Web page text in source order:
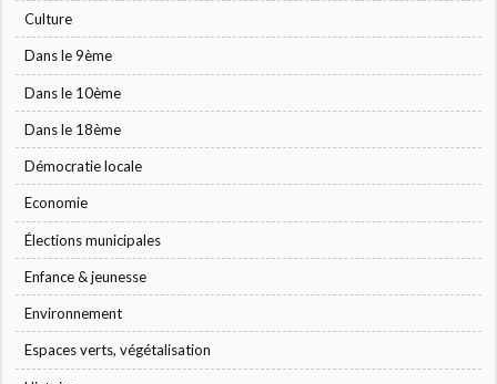
Culture
Dans le 9ème
Dans le 10ème
Dans le 18ème
Démocratie locale
Economie
Élections municipales
Enfance & jeunesse
Environnement
Espaces verts, végétalisation